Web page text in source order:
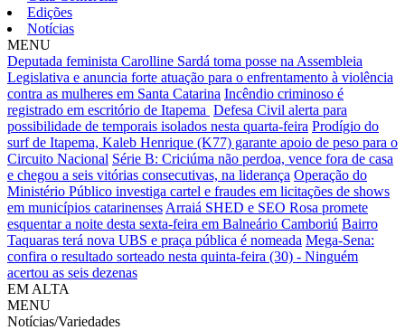
Edições
Notícias
MENU
Deputada feminista Carolline Sardá toma posse na Assembleia
Legislativa e anuncia forte atuação para o enfrentamento à violência
contra as mulheres em Santa Catarina Incêndio criminoso é
registrado em escritório de Itapema Defesa Civil alerta para
possibilidade de temporais isolados nesta quarta-feira Prodígio do
surf de Itapema, Kaleb Henrique (K77) garante apoio de peso para o
Circuito Nacional Série B: Criciúma não perdoa, vence fora de casa
e chegou a seis vitórias consecutivas, na liderança Operação do
Ministério Público investiga cartel e fraudes em licitações de shows
em municípios catarinenses Arraiá SHED e SEO Rosa promete
esquentar a noite desta sexta-feira em Balneário Camboriú Bairro
Taquaras terá nova UBS e praça pública é nomeada Mega-Sena:
confira o resultado sorteado nesta quinta-feira (30) - Ninguém
acertou as seis dezenas
EM ALTA
MENU
Notícias/Variedades